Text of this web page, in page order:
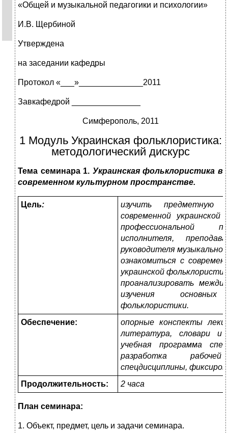
«Общей и музыкальной педагогики и психологии»
И.В. Щербиной
Утверждена
на заседании кафедры
Протокол «___»______________2011
Завкафедрой _______________
Симферополь, 2011
1 Модуль Украинская фольклористика:
методологический дискурс
Тема семинара 1. Украинская фольклористика в
современном культурном пространстве.
Цель:
изучить предметную
современной
профессиональной
исполнителя,
руководителя
ознакомиться с
украинской
проанализировать
изучения
фольклористики.
Обеспечение:
опорные конспекты
литература, словари и
учебная программа
разработка
спецдисциплины,
Продолжительность:
2 часа
План семинара:
1. Объект, предмет, цель и задачи семинара.